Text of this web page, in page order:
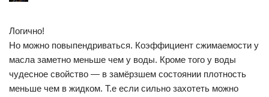
Логично!
Но можно повыпендриваться. Коэффициент сжимаемости у
масла заметно меньше чем у воды. Кроме того у воды
чудесное свойство — в замёрзшем состоянии плотность
меньше чем в жидком. Т.е если сильно захотеть можно